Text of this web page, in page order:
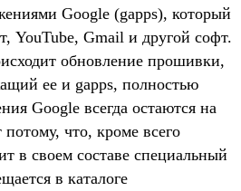
Google (gapps), который
YouTube, Gmail и другой софт.
обновление прошивки,
ее и gapps, полностью
Google всегда остаются на
что, кроме всего
в своем составе специальный
в каталоге